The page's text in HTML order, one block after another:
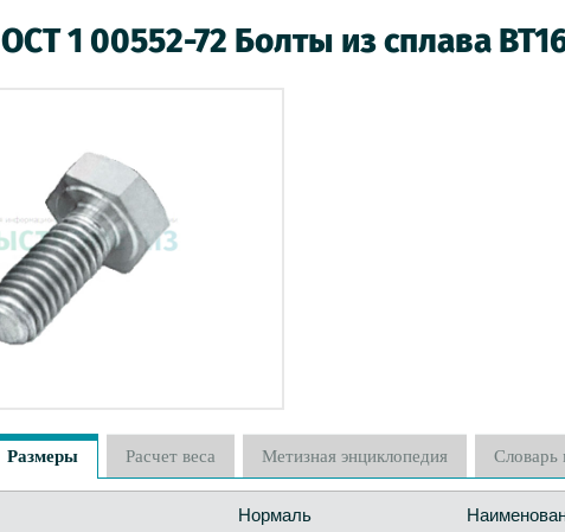
ОСТ 1 00552-72 Болты из сплава
Размеры Расчет веса Метизная энциклопедия Словарь
Нормаль